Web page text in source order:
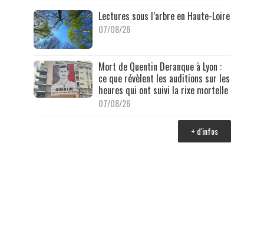
Lectures sous l’arbre en Haute-Loire
07/08/26
Mort de Quentin Deranque à Lyon :
ce que révèlent les auditions sur les
heures qui ont suivi la rixe mortelle
07/08/26
+ d'infos